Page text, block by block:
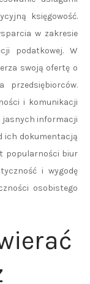
księgowość.
w zakresie
podatkowej. W
swoją ofertę o
przedsiębiorców.
i komunikacji
jasnych informacji
ich dokumentacją
popularności biur
i wygodę
osobistego